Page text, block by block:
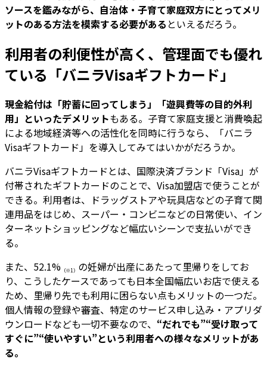
ソースを鑑みながら、自治体・子育て家庭双方にとってメリ
ットのある方法を模索する必要がある といえるだろう。
利用者の利便性が高く、管理面でも優れ
ている「バニラVisaギフトカード」
現金給付は「貯蓄に回ってしまう」「遊興費等の目的外利
用」といったデメリットもある。子育て家庭支援と消費喚起
による地域経済等への活性化を同時に行うなら、「バニラ
Visaギフトカード」を導入してみてはいかがだろうか。
バニラVisaギフトカードとは、国際決済ブランド「Visa」が
付帯されたギフトカードのことで、Visa加盟店で使うことが
できる。利用者は、ドラッグストアや玩具店などの子育て関
連用品をはじめ、スーパー・コンビニなどの日常使い、イン
ターネットショッピングなど幅広いシーンで支払いができ
る。
また、52.1% （※1） の妊婦が出産にあたって里帰りをしてお
り、こうしたケースであっても日本全国幅広いお店で使える
ため、里帰り先でも利用に困らない点もメリットの一つだ。
個人情報の登録や審査、特定のサービス申し込み・アプリダ
ウンロードなども一切不要なので、 “だれでも”“受け取って
すぐに”“使いやすい”という利用者への様々なメリットがあ
る。